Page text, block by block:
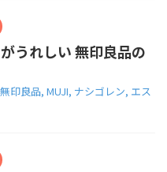
うれしい 無印良品の
無印良品, MUJI, ナシゴレン, エス